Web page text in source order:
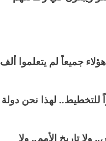
جميعاً لم يتعلموا ألف
للتخطيط.. لهذا نحن دولة
تاريخ الأمم.. ولا